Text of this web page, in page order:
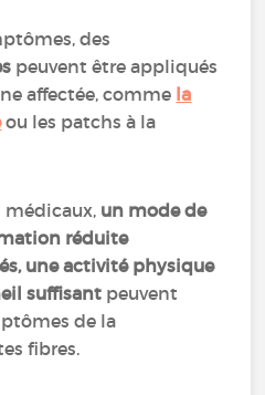
des
peuvent être appliqués
affectée, comme la
ou les patchs à la
un mode de
réduite
une activité physique
suffisant peuvent
de la
fibres.